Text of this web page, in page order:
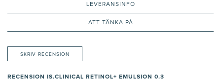
LEVERANSINFO
ATT TÄNKA PÅ
SKRIV RECENSION
RECENSION IS.CLINICAL RETINOL+ EMULSION 0.3